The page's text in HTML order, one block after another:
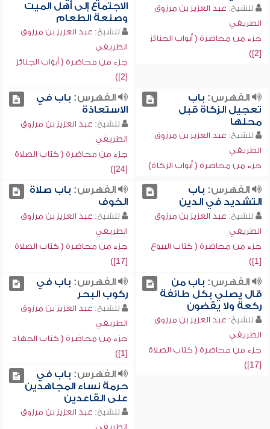
للشيخ: عبد العزيز بن مرزوق
الطريفي
جزء من محاضرة ( أبواب الجنائز
[2])
الاجتماع إلى أهل الميت
وصنعة الطعام
للشيخ: عبد العزيز بن مرزوق
الطريفي
جزء من محاضرة ( أبواب الجنائز
[2])
الفهرس: باب
تعجيل الزكاة قبل
محلها
للشيخ: عبد العزيز بن مرزوق
الطريفي
جزء من محاضرة ( أبواب الزكاة)
الفهرس: باب في
الاستعاذة
للشيخ: عبد العزيز بن مرزوق
الطريفي
جزء من محاضرة ( كتاب الصلاة
[24])
الفهرس: باب
التشديد في الدين
للشيخ: عبد العزيز بن مرزوق
الطريفي
جزء من محاضرة ( كتاب البيوع
[1])
الفهرس: باب صلاة
الخوف
للشيخ: عبد العزيز بن مرزوق
الطريفي
جزء من محاضرة ( كتاب الصلاة
[17])
الفهرس: باب من
قال يصلي بكل طائفة
ركعة ولا يقضون
للشيخ: عبد العزيز بن مرزوق
الطريفي
جزء من محاضرة ( كتاب الصلاة
[17])
الفهرس: باب في
ركوب البحر
للشيخ: عبد العزيز بن مرزوق
الطريفي
جزء من محاضرة ( كتاب الجهاد
[1])
الفهرس: باب في
حرمة نساء المجاهدين
على القاعدين
للشيخ: عبد العزيز بن مرزوق
الطريفي